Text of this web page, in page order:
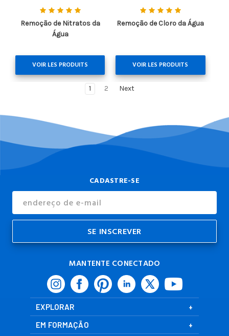
Remoção de Nitratos da
Água
VOIR LES PRODUITS
Remoção de Cloro da Água
VOIR LES PRODUITS
1 2 Next
CADASTRE-SE
E-
MANTENTE CONECTADO
EXPLORAR
EM FORMAÇÃO